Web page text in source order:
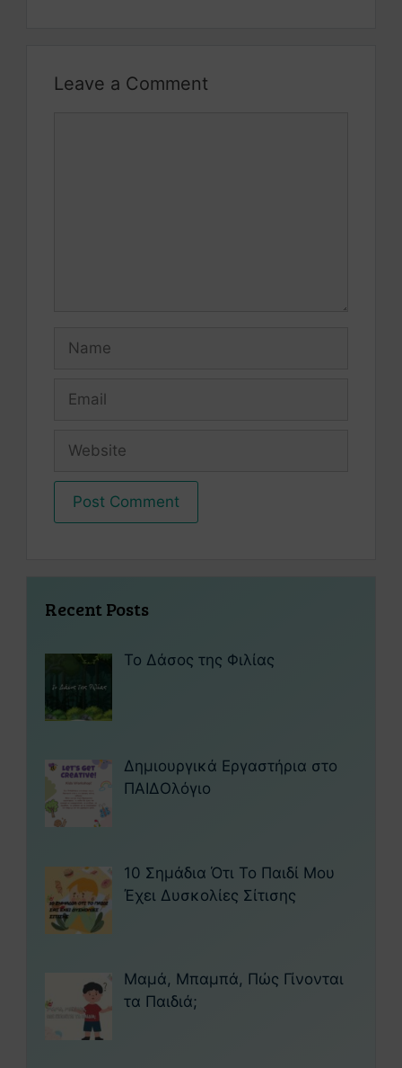
Leave a Comment
Recent Posts
Το Δάσος της Φιλίας
Δημιουργικά Εργαστήρια στο
ΠΑΙΔΟλόγιο
10 Σημάδια Ότι Το Παιδί Μου
Έχει Δυσκολίες Σίτισης
Μαμά, Μπαμπά, Πώς Γίνονται
τα Παιδιά;